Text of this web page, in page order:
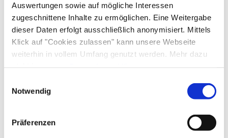
Auswertungen sowie auf mögliche Interessen
zugeschnittene Inhalte zu ermöglichen. Eine Weitergabe
dieser Daten erfolgt ausschließlich anonymisiert. Mittels
Klick auf "Cookies zulassen" kann unsere Webseite
weiterhin in vollem Umfang genutzt werden. Mehr dazu
steht in unserer Datenschutzerklärung.
gelistet.
Notwendig
Präferenzen